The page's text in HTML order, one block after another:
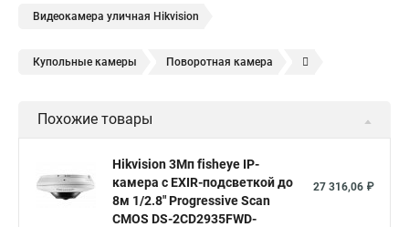
Видеокамера уличная Hikvision
Купольные камеры Поворотная камера
Камера видеонаблюдения hikvision
Hikvision купить Hikvision уличная ip камера
Похожие товары
Hikvision 3Мп fisheye IP-
камера c EXIR-подсветкой до
8м 1/2.8" Progressive Scan
CMOS DS-2CD2935FWD-
27 316,06 ₽